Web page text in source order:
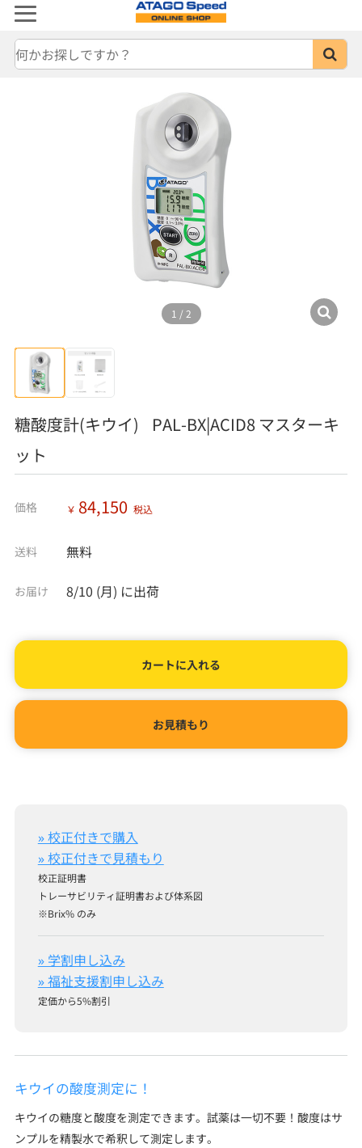
1 / 2
糖酸度計(キウイ) PAL-BX|ACID8 マスターキ
ット
価格 ￥ 84,150 税込
送料 無料
お届け 8/10 (月) に出荷
カートに入れる
お見積もり
» 校正付きで購入
» 校正付きで見積もり
校正証明書
トレーサビリティ証明書および体系図
※Brix% のみ
» 学割申し込み
» 福祉支援割申し込み
定価から5%割引
キウイの酸度測定に！
キウイの糖度と酸度を測定できます。試薬は一切不要！酸度はサ
ンプルを精製水で希釈して測定します。